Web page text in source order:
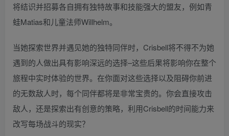
将结识并招募各自拥有独特故事和技能强大的盟友，例如青
蛙Matias和儿童法师Willhelm。
当她探索世界并遇见她的独特同伴时，Crisbell将不得不为她
遇到的人做出具有影响深远的选择–这些后果将影响你在整个
旅程中实时体验的世界。在你面对这些选择以及阻碍你前进
的无数敌人时，每个同伴都将是非常宝贵的。你会直接攻击
敌人，还是探索出有创意的策略，利用Crisbell的时间能力来
改写每场战斗的现实？